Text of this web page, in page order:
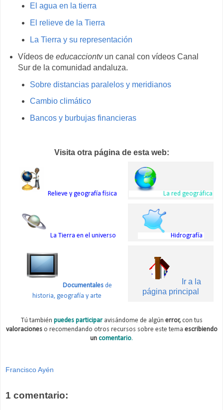
El agua en la tierra
El relieve de la Tierra
La Tierra y su representación
Vídeos de educacciontv un canal con vídeos Canal
Sur de la comunidad andaluza.
Sobre distancias paralelos y meridianos
Cambio climático
Bancos y burbujas financieras
Visita otra página de esta web:
Relieve y geografía física La red geográfica
La Tierra en el universo Hidrografía
Documentales de
historia, geografía y arte
Ir a la
página principal
Tú también puedes participaravisándome de algún error, con tus
valoracioneso recomendando otros recursos sobre este tema escribiendo
un comentario.
Francisco Ayén
1 comentario: